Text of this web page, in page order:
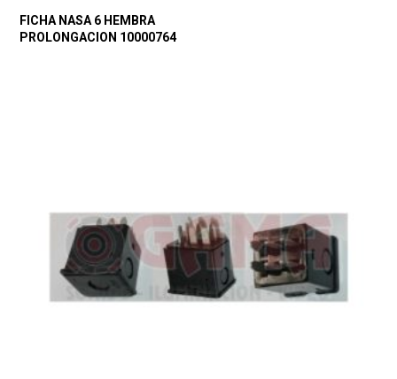
FICHA NASA 6 HEMBRA
PROLONGACION 10000764